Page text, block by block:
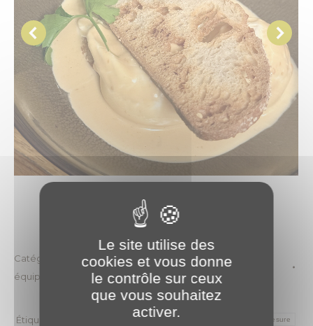
Revenir aux actualités
Catégories : 2024,Évènements,Vie de l'entreprise & des
équipes
31 décembre 2024
Étiquettes : développement sur-mesure
Le site utilise des
cookies et vous donne
le contrôle sur ceux
que vous souhaitez
activer.